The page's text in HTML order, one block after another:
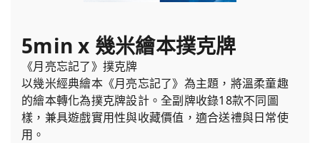
5min x 幾米繪本撲克牌
《月亮忘記了》撲克牌
以幾米經典繪本《月亮忘記了》為主題，將溫柔童趣
的繪本轉化為撲克牌設計。全副牌收錄18款不同圖
樣，兼具遊戲實用性與收藏價值，適合送禮與日常使
用。